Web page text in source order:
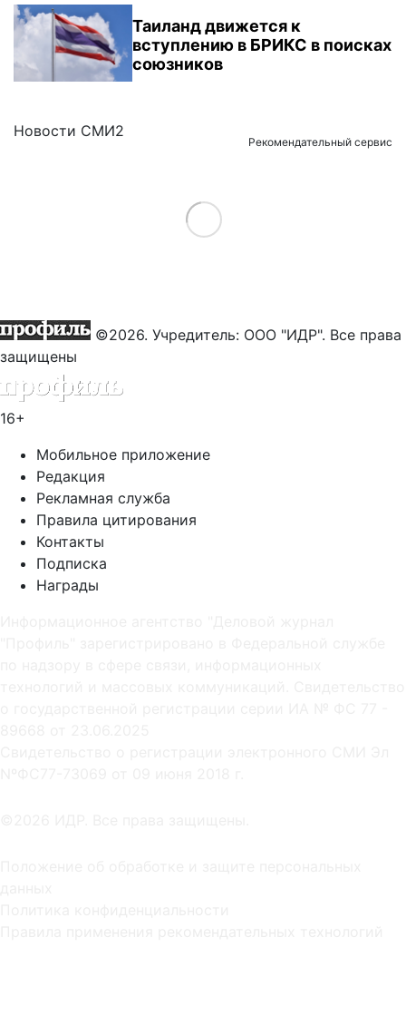
Таиланд движется к
вступлению в БРИКС в поисках
союзников
Новости СМИ2
Рекомендательный сервис
Load More
©2026. Учредитель: ООО "ИДР". Все права
защищены
16+
Мобильное приложение
Редакция
Рекламная служба
Правила цитирования
Контакты
Подписка
Награды